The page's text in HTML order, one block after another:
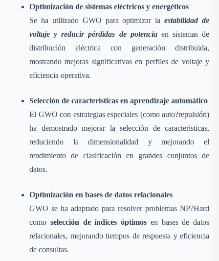
Optimización de sistemas eléctricos y energéticos
Se ha utilizado GWO para optimizar laestabilidad de
voltaje y reducir pérdidas de potenciaen sistemas de
distribución eléctrica con generación distribuida,
mostrando mejoras significativas en perfiles de voltaje y
eficiencia operativa.
Selección de características en aprendizaje automático
El GWO con estrategias especiales (como auto?repulsión)
ha demostrado mejorar la selección de características,
reduciendo la dimensionalidad y mejorando el
rendimiento de clasificación en grandes conjuntos de
datos.
Optimización en bases de datos relacionales
GWO se ha adaptado para resolver problemas NP?Hard
como selección de índices óptimos en bases de datos
relacionales, mejorando tiempos de respuesta y eficiencia
de consultas.